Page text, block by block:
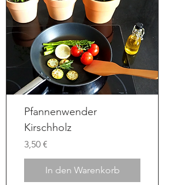
Pfannenwender
Kirschholz
Preis
3,50 €
In den Warenkorb